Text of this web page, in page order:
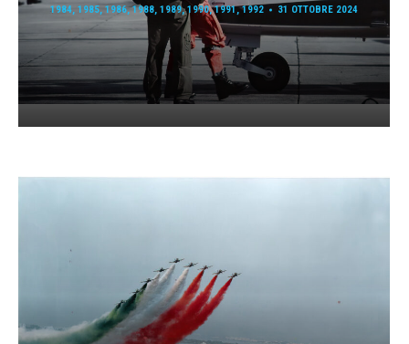
1984 1985 1986,1988 1989,1990,1991,1992 31 OTTOBRE 2024